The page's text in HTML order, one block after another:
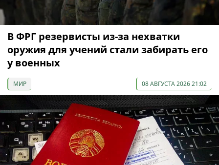
В ФРГ резервисты из-за нехватки
оружия для учений стали забирать его
у военных
МИР 08 АВГУСТА 2026 21:02